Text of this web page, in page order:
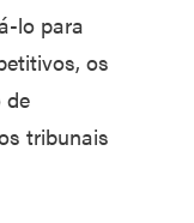
lo para
os
de
tribunais